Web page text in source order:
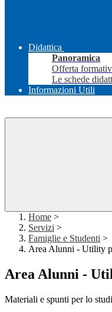
Didattica
Panoramica
Offerta
Le schede
Informazioni Utili
Home >
Servizi >
Famiglie e Studenti >
Area Alunni - Utility
Area Alunni -
Materiali e spunti per lo